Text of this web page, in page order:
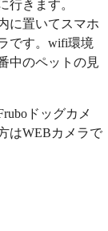
行きます。
に置いてスマホ
です。wifi環境
中のペットの見
ドッグカメ
はWEBカメラで